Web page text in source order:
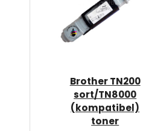
Brother TN200
sort/TN8000
(kompatibel)
toner